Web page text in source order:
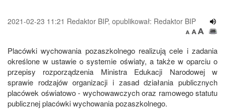
2021-02-23 11:21 Redaktor BIP, opublikował: Redaktor BIP
Placówki wychowania pozaszkolnego realizują cele i zadania
określone w ustawie o systemie oświaty, a także w oparciu o
przepisy rozporządzenia Ministra Edukacji Narodowej w
sprawie rodzajów organizacji i zasad działania publicznych
placówek oświatowo - wychowawczych oraz ramowego statutu
publicznej placówki wychowania pozaszkolnego.